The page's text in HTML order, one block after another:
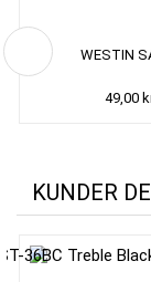
WESTIN
49,00
KUNDER